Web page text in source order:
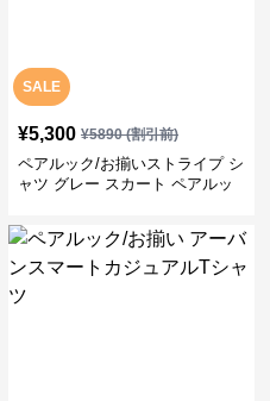
SALE
¥5,300 ¥5890(割引前)
ペアルック/お揃いストライプ シ
ャツ グレー スカート ペアルッ